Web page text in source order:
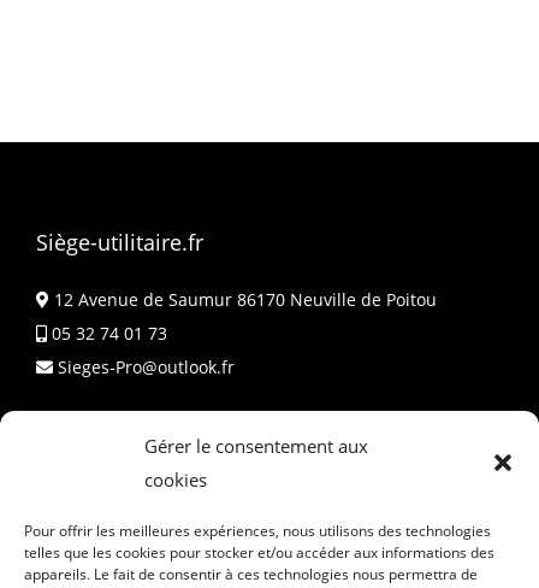
Gérer le consentement aux
cookies
Pour offrir les meilleures expériences, nous utilisons des technologies
telles que les cookies pour stocker et/ou accéder aux informations des
appareils. Le fait de consentir à ces technologies nous permettra de
Siège-utilitaire.fr
12 Avenue de Saumur 86170 Neuville de Poitou
05 32 74 01 73
Sieges-Pro@outlook.fr
© 2026Siège-Utilitaire.fr| Encore une réalisation